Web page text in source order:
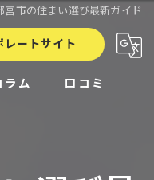
市の住まい選び最新ガイド
レートサイト
ラム 口コミ